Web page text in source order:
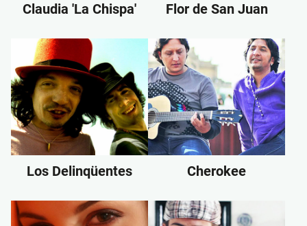
Claudia 'La Chispa' Flor de San Juan
Los Delinqüentes Cherokee